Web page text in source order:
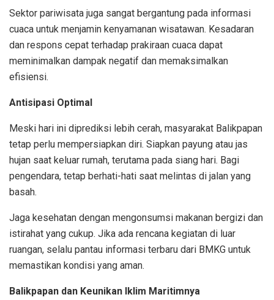
Sektor pariwisata juga sangat bergantung pada informasi
cuaca untuk menjamin kenyamanan wisatawan. Kesadaran
dan respons cepat terhadap prakiraan cuaca dapat
meminimalkan dampak negatif dan memaksimalkan
efisiensi.
Antisipasi Optimal
Meski hari ini diprediksi lebih cerah, masyarakat Balikpapan
tetap perlu mempersiapkan diri. Siapkan payung atau jas
hujan saat keluar rumah, terutama pada siang hari. Bagi
pengendara, tetap berhati-hati saat melintas di jalan yang
basah.
Jaga kesehatan dengan mengonsumsi makanan bergizi dan
istirahat yang cukup. Jika ada rencana kegiatan di luar
ruangan, selalu pantau informasi terbaru dari BMKG untuk
memastikan kondisi yang aman.
Balikpapan dan Keunikan Iklim Maritimnya